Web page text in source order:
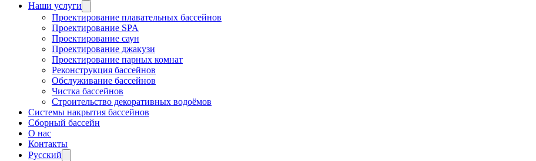
Наши услуги
Проектирование плавательных бассейнов
Проектирование SPA
Проектирование саун
Проектирование джакузи
Проектирование парных комнат
Реконструкция бассейнов
Обслуживание бассейнов
Чистка бассейнов
Строительство декоративных водоёмов
Системы накрытия бассейнов
Сборный бассейн
О нас
Контакты
Русский